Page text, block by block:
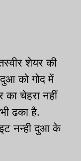
शेयर की
को गोद में
का चेहरा नहीं
ढका है.
नन्ही दुआ के